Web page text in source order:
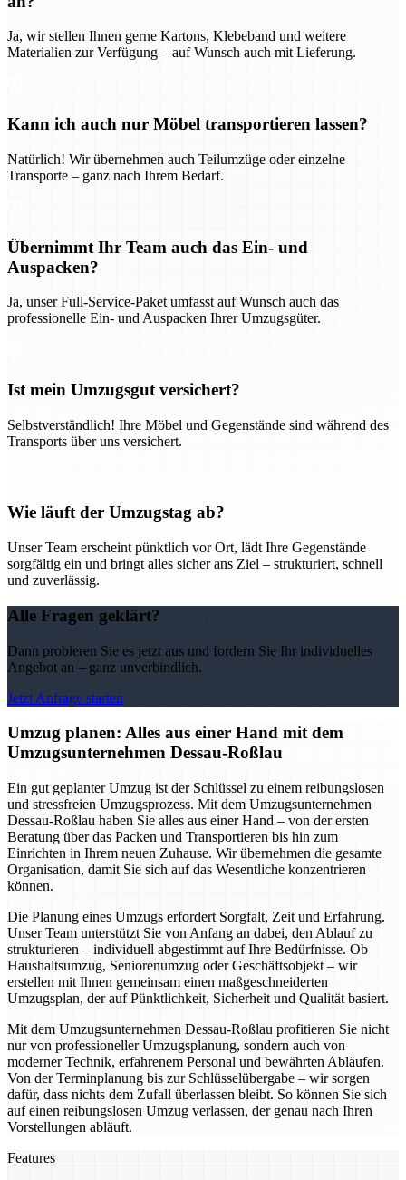
Ja, wir stellen Ihnen gerne Kartons, Klebeband und weitere
Materialien zur Verfügung – auf Wunsch auch mit Lieferung.
Kann ich auch nur Möbel transportieren lassen?
Natürlich! Wir übernehmen auch Teilumzüge oder einzelne
Transporte – ganz nach Ihrem Bedarf.
Übernimmt Ihr Team auch das Ein- und
Auspacken?
Ja, unser Full-Service-Paket umfasst auf Wunsch auch das
professionelle Ein- und Auspacken Ihrer Umzugsgüter.
Ist mein Umzugsgut versichert?
Selbstverständlich! Ihre Möbel und Gegenstände sind während des
Transports über uns versichert.
Wie läuft der Umzugstag ab?
Unser Team erscheint pünktlich vor Ort, lädt Ihre Gegenstände
sorgfältig ein und bringt alles sicher ans Ziel – strukturiert, schnell
und zuverlässig.
Alle Fragen geklärt?
Dann probieren Sie es jetzt aus und fordern Sie Ihr individuelles
Angebot an – ganz unverbindlich.
Jetzt Anfrage starten
Umzug planen: Alles aus einer Hand mit dem
Umzugsunternehmen Dessau-Roßlau
Ein gut geplanter Umzug ist der Schlüssel zu einem reibungslosen
und stressfreien Umzugsprozess. Mit dem Umzugsunternehmen
Dessau-Roßlau haben Sie alles aus einer Hand – von der ersten
Beratung über das Packen und Transportieren bis hin zum
Einrichten in Ihrem neuen Zuhause. Wir übernehmen die gesamte
Organisation, damit Sie sich auf das Wesentliche konzentrieren
können.
Die Planung eines Umzugs erfordert Sorgfalt, Zeit und Erfahrung.
Unser Team unterstützt Sie von Anfang an dabei, den Ablauf zu
strukturieren – individuell abgestimmt auf Ihre Bedürfnisse. Ob
Haushaltsumzug, Seniorenumzug oder Geschäftsobjekt – wir
erstellen mit Ihnen gemeinsam einen maßgeschneiderten
Umzugsplan, der auf Pünktlichkeit, Sicherheit und Qualität basiert.
Mit dem Umzugsunternehmen Dessau-Roßlau profitieren Sie nicht
nur von professioneller Umzugsplanung, sondern auch von
moderner Technik, erfahrenem Personal und bewährten Abläufen.
Von der Terminplanung bis zur Schlüsselübergabe – wir sorgen
dafür, dass nichts dem Zufall überlassen bleibt. So können Sie sich
auf einen reibungslosen Umzug verlassen, der genau nach Ihren
Vorstellungen abläuft.
Features